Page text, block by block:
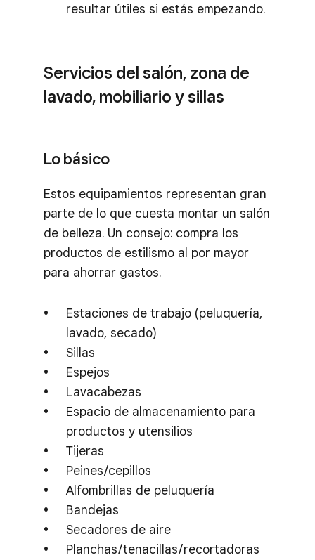
resultar útiles si estás empezando.
Servicios del salón, zona de
lavado, mobiliario y sillas
Lo básico
Estos equipamientos representan gran
parte de lo que cuesta montar un salón
de belleza. Un consejo: compra los
productos de estilismo al por mayor
para ahorrar gastos.
Estaciones de trabajo (peluquería,
lavado, secado)
Sillas
Espejos
Lavacabezas
Espacio de almacenamiento para
productos y utensilios
Tijeras
Peines/cepillos
Alfombrillas de peluquería
Bandejas
Secadores de aire
Planchas/tenacillas/recortadoras